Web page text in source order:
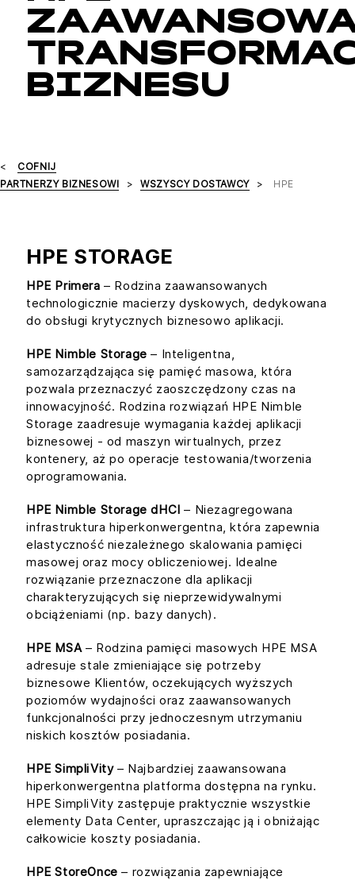
BIZNESU
COFNIJ
PARTNERZY BIZNESOWI
WSZYSCY DOSTAWCY HPE
HPE STORAGE
HPE Primera – Rodzina zaawansowanych
technologicznie macierzy dyskowych, dedykowana
do obsługi krytycznych biznesowo aplikacji.
HPE Nimble Storage – Inteligentna,
samozarządzająca się pamięć masowa, która
pozwala przeznaczyć zaoszczędzony czas na
innowacyjność. Rodzina rozwiązań HPE Nimble
Storage zaadresuje wymagania każdej aplikacji
biznesowej - od maszyn wirtualnych, przez
kontenery, aż po operacje testowania/tworzenia
oprogramowania.
HPE Nimble Storage dHCI – Niezagregowana
infrastruktura hiperkonwergentna, która zapewnia
elastyczność niezależnego skalowania pamięci
masowej oraz mocy obliczeniowej. Idealne
rozwiązanie przeznaczone dla aplikacji
charakteryzujących się nieprzewidywalnymi
obciążeniami (np. bazy danych).
HPE MSA – Rodzina pamięci masowych HPE MSA
adresuje stale zmieniające się potrzeby
biznesowe Klientów, oczekujących wyższych
poziomów wydajności oraz zaawansowanych
funkcjonalności przy jednoczesnym utrzymaniu
niskich kosztów posiadania.
HPE SimpliVity– Najbardziej zaawansowana
hiperkonwergentna platforma dostępna na rynku.
HPE SimpliVity zastępuje praktycznie wszystkie
elementy Data Center, upraszczając ją i obniżając
całkowicie koszty posiadania.
HPE StoreOnce – rozwiązania zapewniające